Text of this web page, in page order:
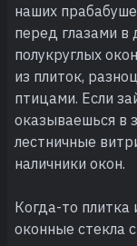
наших
перед глазами
полукруглых
из плиток,
птицами. Если
оказываешься в
лестничные
наличники окон.
Когда-то
оконные стекла